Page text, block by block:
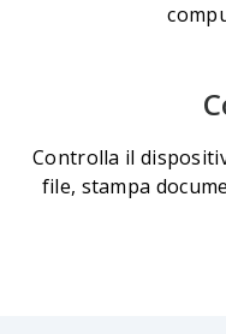
Controlla il
file, stampa